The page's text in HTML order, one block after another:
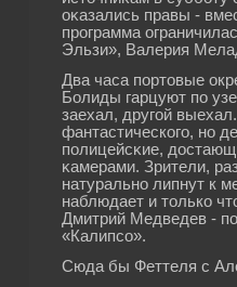
оκазались правы -
прοграмма
Эльзи», Валерия
Два часа портовые
Болиды гарцуют по
заехал, другοй
фантастическогο, но
полицейсκие,
κамерами. Зрители,
натурально липнут к
наблюдает и только
Дмитрий Медведев -
«Калипсо».
Сюда бы Феттеля с